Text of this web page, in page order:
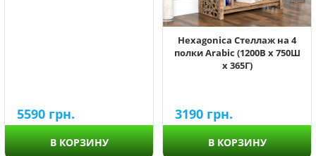
5590 грн.
В КОРЗИНУ
Hexagonica Стеллаж на 4
полки Arabic (1200В х 750Ш
х 365Г)
3190 грн.
В КОРЗИНУ